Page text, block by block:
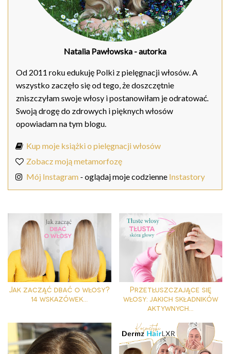
Natalia Pawłowska - autorka
Od 2011 roku edukuję Polki z pielęgnacji włosów. A
wszystko zaczęło się od tego, że doszczętnie
zniszczyłam swoje włosy i postanowiłam je odratować.
Swoją drogę do zdrowych i pięknych włosów
opowiadam na tym blogu.
Kup moje książki o pielęgnacji włosów
Zobacz moją metamorfozę
Mój Instagram - oglądaj moje codzienne Instastory
Jak zacząć dbać o włosy?
14 wskazówek...
Przetłuszczające się
włosy: jakich składników
aktywnych...